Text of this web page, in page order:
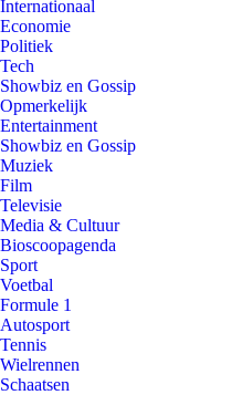
Internationaal
Economie
Politiek
Tech
Showbiz en Gossip
Opmerkelijk
Entertainment
Showbiz en Gossip
Muziek
Film
Televisie
Media & Cultuur
Bioscoopagenda
Sport
Voetbal
Formule 1
Autosport
Tennis
Wielrennen
Schaatsen